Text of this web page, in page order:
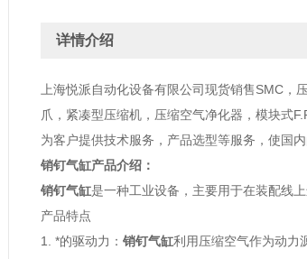
详情介绍
上海悦派自动化设备有限公司现货销售SMC
爪，紧凑型压缩机，压缩空气净化器，模块式
为客户提供技术服务，产品选型等服务，使国
销钉气缸产品介绍：
销钉气缸是一种工业设备，主要用于在装配线
产品特点
1. *的驱动力： 销钉气缸利用压缩空气作为动力